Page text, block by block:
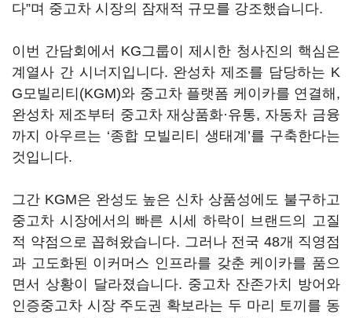
다”며 중고차 시장의 잠재적 규모를 강조했습니다.
이번 간담회에서 KG그룹이 제시한 청사진의 핵심은
계열사 간 시너지입니다. 완성차 제조를 담당하는 K
G모빌리티(KGM)와 중고차 플랫폼 케이카를 연결해,
완성차 제조부터 중고차 재상품화·유통, 자동차 금융
까지 아우르는 ‘종합 모빌리티 생태계’를 구축한다는
것입니다.
그간 KGM은 완성도 높은 신차 상품성에도 불구하고
중고차 시장에서의 빠른 시세 하락이 브랜드의 고질
적 약점으로 꼽혀왔습니다. 그러나 전국 48개 직영점
과 고도화된 이커머스 인프라를 갖춘 케이카를 품으
면서 상황이 달라졌습니다. 중고차 잔존가치 방어와
인증중고차 시장 주도권 확보라는 두 마리 토끼를 동